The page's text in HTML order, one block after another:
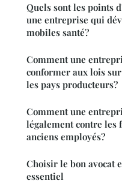
Quels sont les points
une entreprise qui
mobiles santé?
Comment une
conformer aux lois
les pays producteurs?
Comment une
légalement contre les
anciens employés?
Choisir le bon avocat
essentiel